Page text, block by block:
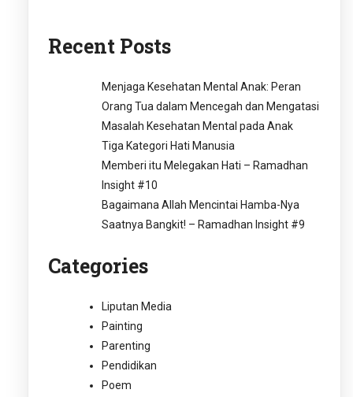
Recent Posts
Menjaga Kesehatan Mental Anak: Peran
Orang Tua dalam Mencegah dan Mengatasi
Masalah Kesehatan Mental pada Anak
Tiga Kategori Hati Manusia
Memberi itu Melegakan Hati – Ramadhan
Insight #10
Bagaimana Allah Mencintai Hamba-Nya
Saatnya Bangkit! – Ramadhan Insight #9
Categories
Liputan Media
Painting
Parenting
Pendidikan
Poem